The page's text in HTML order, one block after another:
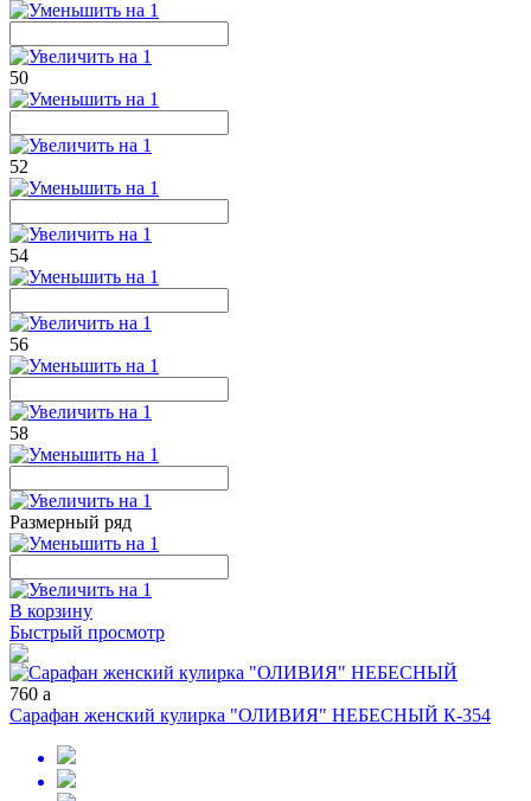
50
52
54
56
58
Размерный ряд
В корзину
Быстрый просмотр
760 a
Сарафан женский кулирка "ОЛИВИЯ" НЕБЕСНЫЙ К-354